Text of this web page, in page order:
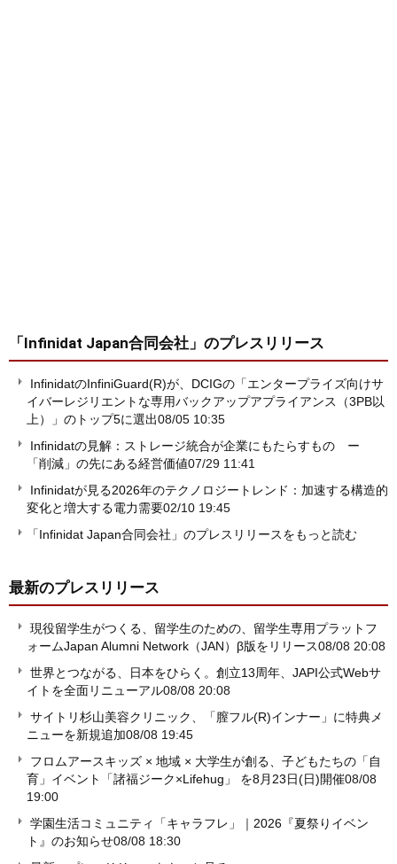
「Infinidat Japan合同会社」 のプレスリリース
InfinidatのInfiniGuard(R)が、DCIGの「エンタープライズ向けサ
イバーレジリエントな専用バックアップアプライアンス（3PB以
上）」のトップ5に選出08/05 10:35
Infinidatの見解：ストレージ統合が企業にもたらすもの ー
「削減」の先にある経営価値07/29 11:41
Infinidatが見る2026年のテクノロジートレンド：加速する構造的
変化と増大する電力需要02/10 19:45
「Infinidat Japan合同会社」のプレスリリースをもっと読む
最新のプレスリリース
現役留学生がつくる、留学生のための、留学生専用プラットフ
ォームJapan Alumni Network（JAN）β版をリリース08/08 20:08
世界とつながる、日本をひらく。創立13周年、JAPI公式Webサ
イトを全面リニューアル08/08 20:08
サイトリ杉山美容クリニック、「膣フル(R)インナー」に特典メ
ニューを新規追加08/08 19:45
フロムアースキッズ × 地域 × 大学生が創る、子どもたちの「自
育」イベント「諸福ジーク×Lifehug」 を8月23日(日)開催08/08
19:00
学園生活コミュニティ「キャラフレ」｜2026『夏祭りイベン
ト』のお知らせ08/08 18:30